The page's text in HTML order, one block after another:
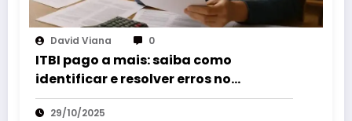
David Viana 0
ITBI pago a mais: saiba como
identificar e resolver erros no
pagamento do imposto
29/10/2025